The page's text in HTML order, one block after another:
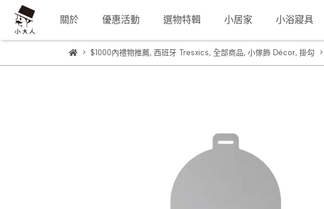
關於 優惠活動 選物特輯 小居家 小浴寢具
$1000內禮物推薦, 西班牙 Tresxics, 全部商品, 小傢飾 Décor, 掛勾